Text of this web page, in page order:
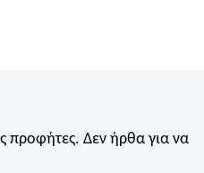
προφήτες. Δεν ήρθα για να